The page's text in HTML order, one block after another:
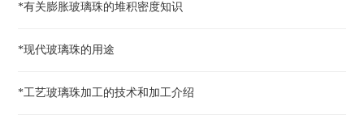
*有关膨胀玻璃珠的堆积密度知识
*现代玻璃珠的用途
*工艺玻璃珠加工的技术和加工介绍